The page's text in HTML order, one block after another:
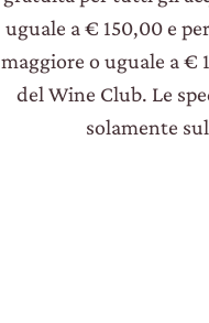
uguale a € 150,00 e
maggiore o uguale a
del Wine Club. Le
solamente